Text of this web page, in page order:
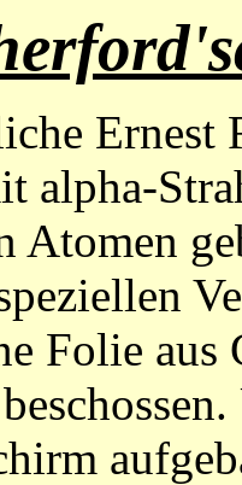
Ernest
alpha-
Atomen
Folie